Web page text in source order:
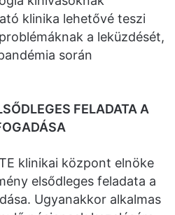
klinika lehetővé teszi
a leküzdését,
során
FELADATA A
klinikai központ elnöke
elsődleges feladata a
Ugyanakkor alkalmas